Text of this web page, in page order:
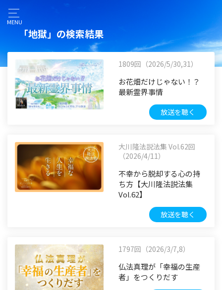
MENU
「地獄」の検索結果
1809回（2026/5/30,31）
お花畑だけじゃない！？
最新霊界事情
放送を聴く
大川隆法説法集 Vol.62回
（2026/4/11）
不幸から脱却する心の持
ち方【大川隆法説法集
Vol.62】
放送を聴く
1797回（2026/3/7,8）
仏法真理が「幸福の生産
者」をつくりだす